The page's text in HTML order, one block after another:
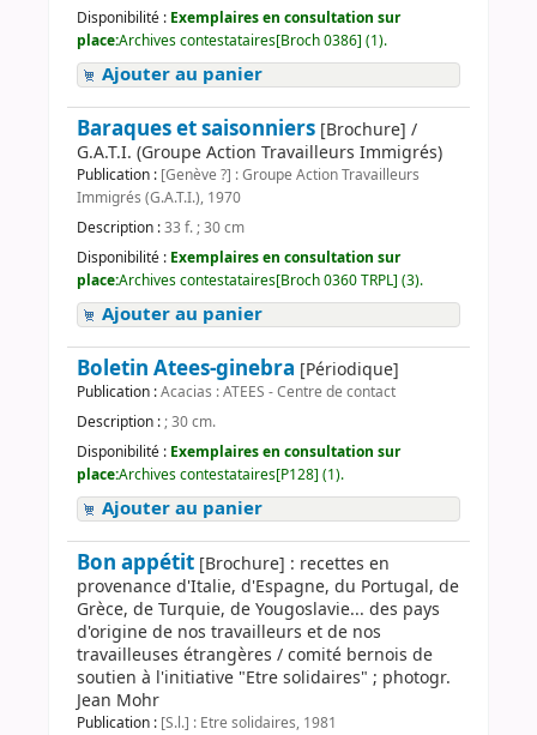
Disponibilité : Exemplaires en consultation sur
place:Archives contestataires[Broch 0386] (1).
Ajouter au panier
Baraques et saisonniers [Brochure] /
G.A.T.I. (Groupe Action Travailleurs Immigrés)
Publication : [Genève ?] : Groupe Action Travailleurs
Immigrés (G.A.T.I.), 1970
Description :33 f. ; 30 cm
Disponibilité : Exemplaires en consultation sur
place:Archives contestataires[Broch 0360 TRPL] (3).
Ajouter au panier
Boletin Atees-ginebra [Périodique]
Publication :Acacias : ATEES - Centre de contact
Description :; 30 cm.
Disponibilité : Exemplaires en consultation sur
place:Archives contestataires[P128] (1).
Ajouter au panier
Bon appétit [Brochure] : recettes en
provenance d'Italie, d'Espagne, du Portugal, de
Grèce, de Turquie, de Yougoslavie... des pays
d'origine de nos travailleurs et de nos
travailleuses étrangères / comité bernois de
soutien à l'initiative "Etre solidaires" ; photogr.
Jean Mohr
Publication : [S.l.] : Etre solidaires, 1981